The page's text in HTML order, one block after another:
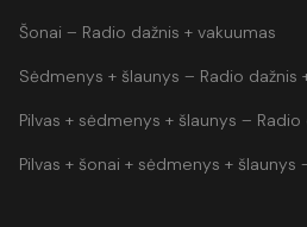
Šonai – Radio dažnis + vakuumas
Sėdmenys + šlaunys – Radio dažnis
Pilvas + sėdmenys + šlaunys –
Pilvas + šonai + sėdmenys + šlaunys